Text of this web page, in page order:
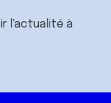
l'actualité à